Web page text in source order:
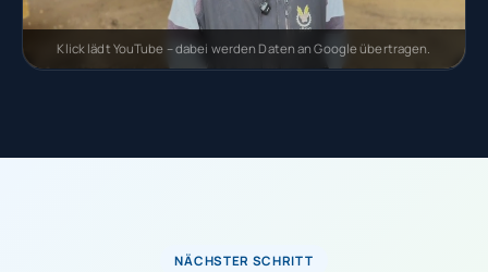
Klick lädt YouTube – dabei werden Daten an Google übertragen.
NÄCHSTER SCHRITT